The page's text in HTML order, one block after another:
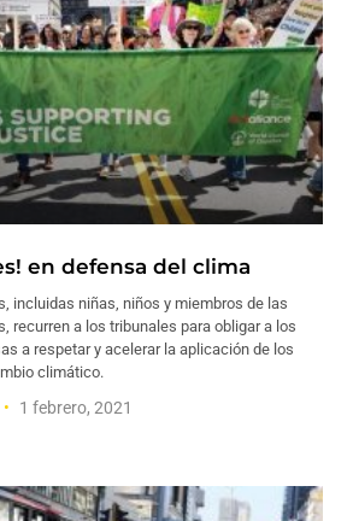
en defensa del clima
incluidas niñas, niños y miembros de las
recurren a los tribunales para obligar a los
a respetar y acelerar la aplicación de los
climático.
1 febrero, 2021